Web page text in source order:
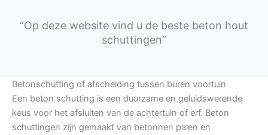
“Op deze website vind u de beste beton hout
schuttingen”
Betonschutting of afscheiding tussen buren voortuin
Een beton schutting is een duurzame en geluidswerende
keus voor het afsluiten van de achtertuin of erf. Beton
schuttingen zijn gemaakt van betonnen palen en